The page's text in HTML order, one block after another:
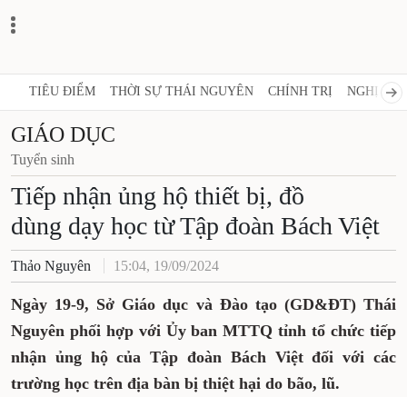
TIÊU ĐIỂM THỜI SỰ THÁI NGUYÊN CHÍNH TRỊ NGHỊ
GIÁO DỤC
Tuyển sinh
Tiếp nhận ủng hộ thiết bị, đồ
dùng dạy học từ Tập đoàn Bách Việt
Thảo Nguyên 15:04, 19/09/2024
Ngày 19-9, Sở Giáo dục và Đào tạo (GD&ĐT) Thái
Nguyên phối hợp với Ủy ban MTTQ tỉnh tổ chức tiếp
nhận ủng hộ của Tập đoàn Bách Việt đối với các
trường học trên địa bàn bị thiệt hại do bão, lũ.